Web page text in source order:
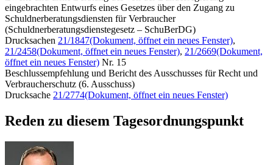
eingebrachten Entwurfs eines Gesetzes über den Zugang zu
Schuldnerberatungsdiensten für Verbraucher
(Schuldnerberatungsdienstegesetz – SchuBerDG)
Drucksachen 21/1847(Dokument, öffnet ein neues Fenster),
21/2458(Dokument, öffnet ein neues Fenster), 21/2669(Dokument,
öffnet ein neues Fenster) Nr. 15
Beschlussempfehlung und Bericht des Ausschusses für Recht und
Verbraucherschutz (6. Ausschuss)
Drucksache 21/2774(Dokument, öffnet ein neues Fenster)
Reden zu diesem Tagesordnungspunkt